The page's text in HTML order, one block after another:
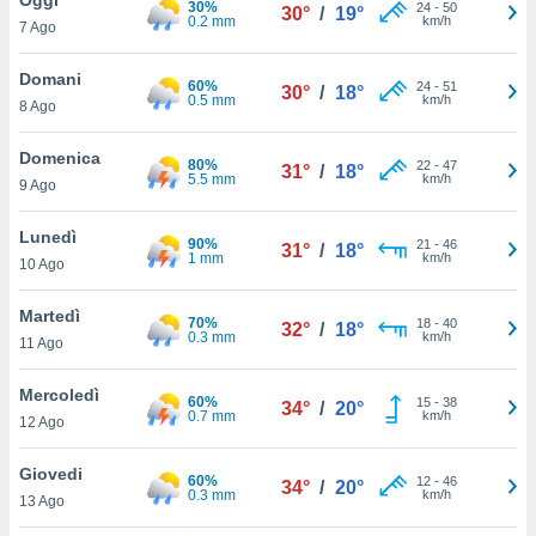
è
al sito
di
ci
di
il
un
la
nella
7 Ago
30%
0.2 mm
30° / 19° 24- 50
km/h
Domani
8 Ago
60%
0.5 mm
30° / 18° 24- 51
km/h
Domenica
9 Ago
80%
5.5 mm
31° / 18° 22- 47
km/h
Lunedì
10 Ago
90%
1 mm
31° / 18° 21 - 46
km/h
Martedì
11 Ago
70%
0.3 mm
32° / 18° 18- 40
km/h
Mercoledì
12 Ago
60%
0.7 mm
34° / 20° 15- 38
km/h
Giovedi
13 Ago
60%
0.3 mm
34° / 20° 12- 46
km/h